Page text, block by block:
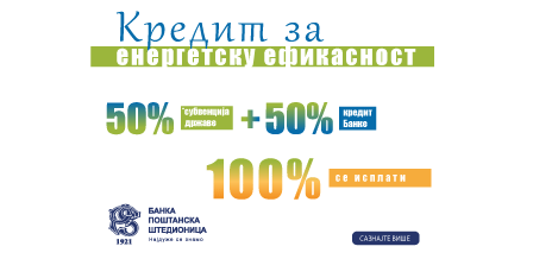
16:20:Srpkinjama evropska bronza: Emilija, Natalija i Marija
"upucale" ...
16:17:Povrijeđeni motociklista kod Brčkog van životne opasnosti
Drugo veče „Fresh Wave“ festivala spojilo nespojive
16:17:Nada Topčagić iskreno o prolaznosti i najvećem strahu: